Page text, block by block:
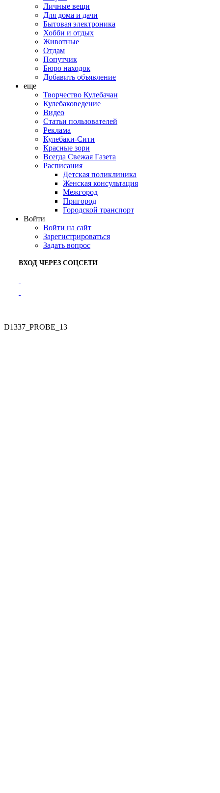
Личные вещи
Для дома и дачи
Бытовая электроника
Хобби и отдых
Животные
Отдам
Попутчик
Бюро находок
Добавить объявление
еще
Творчество Кулебачан
Кулебаковедение
Видео
Статьи пользователей
Реклама
Кулебаки-Сити
Красные зори
Всегда Свежая Газета
Расписания
Детская поликлиника
Женская консультация
Межгород
Пригород
Городской транспорт
Войти
Войти на сайт
Зарегистрироваться
Задать вопрос
ВХОД ЧЕРЕЗ СОЦСЕТИ